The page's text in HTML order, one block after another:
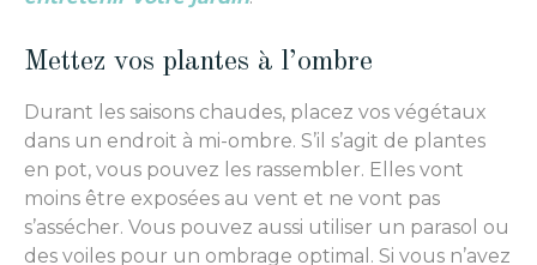
Mettez vos plantes à l’ombre
Durant les saisons chaudes, placez vos végétaux
dans un endroit à mi-ombre. S’il s’agit de plantes
en pot, vous pouvez les rassembler. Elles vont
moins être exposées au vent et ne vont pas
s’assécher. Vous pouvez aussi utiliser un parasol ou
des voiles pour un ombrage optimal. Si vous n’avez